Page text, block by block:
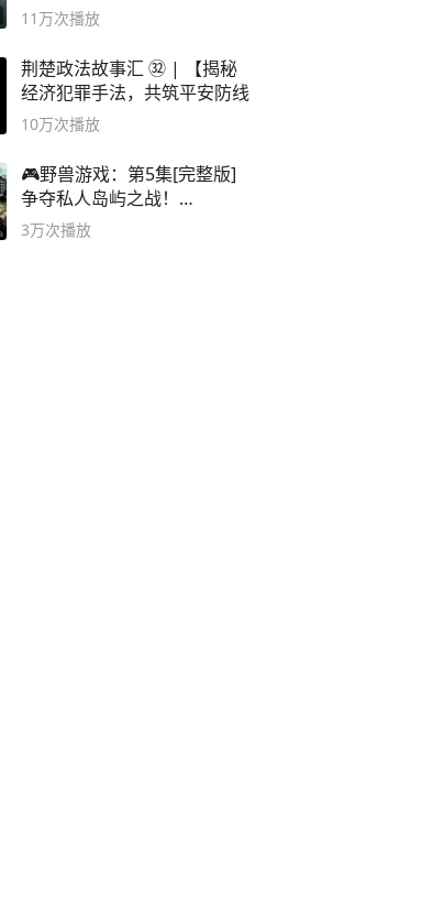
深邃……
11万次播放
荆楚政法故事汇 ㉜ | 【揭秘
经济犯罪手法，共筑平安防线
10万次播放
🎮野兽游戏：第5集[完整版]
争夺私人岛屿之战！
#MrBeastChina
3万次播放